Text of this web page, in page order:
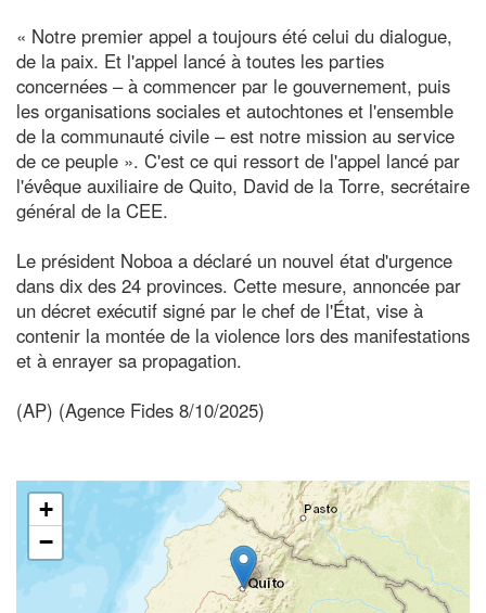
« Notre premier appel a toujours été celui du dialogue,
de la paix. Et l'appel lancé à toutes les parties
concernées – à commencer par le gouvernement, puis
les organisations sociales et autochtones et l'ensemble
de la communauté civile – est notre mission au service
de ce peuple ». C'est ce qui ressort de l'appel lancé par
l'évêque auxiliaire de Quito, David de la Torre, secrétaire
général de la CEE.
Le président Noboa a déclaré un nouvel état d'urgence
dans dix des 24 provinces. Cette mesure, annoncée par
un décret exécutif signé par le chef de l'État, vise à
contenir la montée de la violence lors des manifestations
et à enrayer sa propagation.
(AP) (Agence Fides 8/10/2025)
+
−